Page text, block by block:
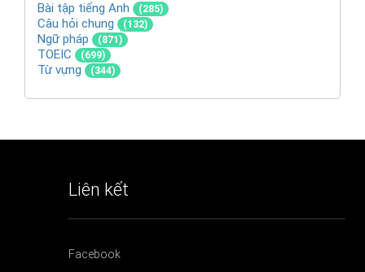
Bài tập tiếng Anh (285)
Câu hỏi chung (132)
Ngữ pháp (871)
TOEIC (699)
Từ vựng (344)
Liên kết
Facebook